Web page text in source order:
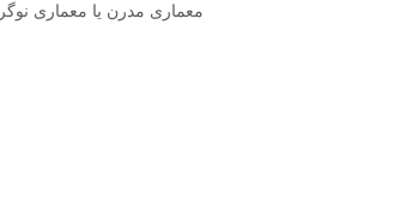
معماری مدرن یا معماری نوگرا